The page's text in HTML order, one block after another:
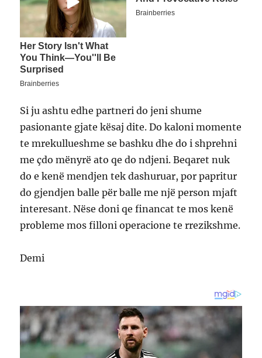
Si ju ashtu edhe partneri do jeni shume
pasionante gjate kësaj dite. Do kaloni momente
te mrekullueshme se bashku dhe do i shprehni
me çdo mënyrë ato qe do ndjeni. Beqaret nuk
do e kenë mendjen tek dashuruar, por papritur
do gjendjen balle për balle me një person mjaft
interesant. Nëse doni qe financat te mos kenë
probleme mos filloni operacione te rrezikshme.
Demi